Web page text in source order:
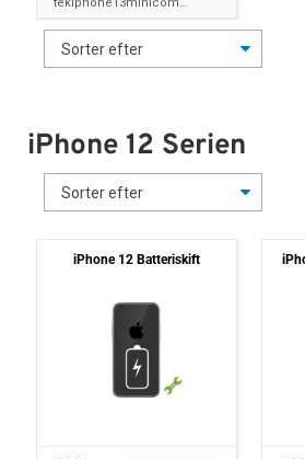
iPhone 12 Serien
iPhone 12 Batteriskift